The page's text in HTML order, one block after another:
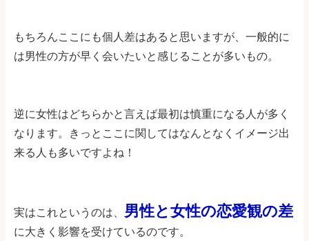
もちろんここにも個人差はあると思いますが、一般的に
は男性の方が早く会いたいと感じることが多いもの。
逆に女性はどちらかと言えば最初は慎重になる人が多く
なります。きっとここに関してはなんとなくイメージ出
来る人も多いですよね！
実はこれというのは、 男性と女性の恋愛観の差
に大きく影響を受けているのです。